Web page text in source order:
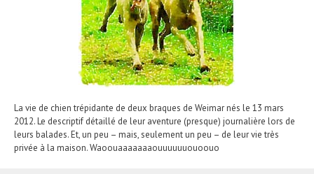
La vie de chien trépidante de deux braques de Weimar nés le 13 mars
2012. Le descriptif détaillé de leur aventure (presque) journalière lors de
leurs balades. Et, un peu – mais, seulement un peu – de leur vie très
privée à la maison. Waoouaaaaaaaouuuuuuouoouo